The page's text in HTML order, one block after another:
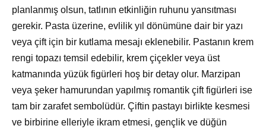
planlanmış olsun, tatlının etkinliğin ruhunu yansıtması
gerekir. Pasta üzerine, evlilik yıl dönümüne dair bir yazı
veya çift için bir kutlama mesajı eklenebilir. Pastanın krem
rengi topazı temsil edebilir, krem çiçekler veya üst
katmanında yüzük figürleri hoş bir detay olur. Marzipan
veya şeker hamurundan yapılmış romantik çift figürleri ise
tam bir zarafet sembolüdür. Çiftin pastayı birlikte kesmesi
ve birbirine elleriyle ikram etmesi, gençlik ve düğün